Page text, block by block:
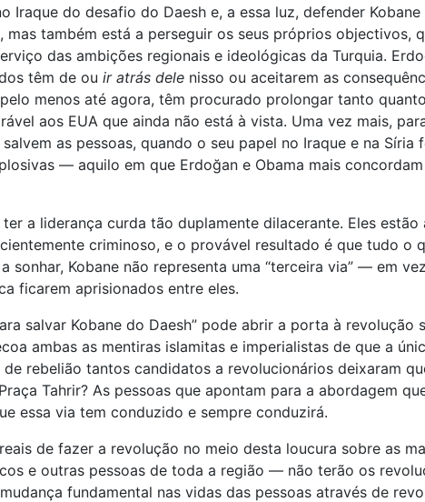
Iraque do desafio do Daesh e, a essa luz, defender
também está a perseguir os seus próprios objectivos,
das ambições regionais e ideológicas da Turquia.
têm de ou ir atrás dele nisso ou aceitarem as
menos até agora, têm procurado prolongar tanto
aos EUA que ainda não está à vista. Uma vez mais,
as pessoas, quando o seu papel no Iraque e na
— aquilo em que Erdoğan e Obama mais
a liderança curda tão duplamente dilacerante. Eles
criminoso, e o provável resultado é que tudo
sonhar, Kobane não representa uma “terceira via” — em
ficarem aprisionados entre eles.
salvar Kobane do Daesh” pode abrir a porta à
ambas as mentiras islamitas e imperialistas de que a
rebelião tantos candidatos a revolucionários deixaram
Tahrir? As pessoas que apontam para a abordagem
essa via tem conduzido e sempre conduzirá.
de fazer a revolução no meio desta loucura sobre as
e outras pessoas de toda a região — não terão os
fundamental nas vidas das pessoas através de